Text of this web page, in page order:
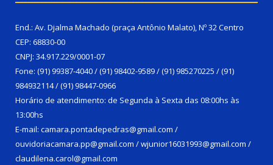
End.: Av. Djalma Machado (praça Antônio Malato), Nº 32 Centro
CEP: 68830-00
CNPJ: 34.917.229/0001-07
Fone: (91) 99387-4040 / (91) 98402-9589 / (91) 985270225 / (91)
984932114 / (91) 98447-0966
Horário de atendimento: de Segunda à Sexta das 08:00hs às
13:00hs
E-mail: camara.pontadepedras@gmail.com /
ouvidoriacamara.pp@gmail.com / wjunior16031993@gmail.com /
claudilena.carol@gmail.com